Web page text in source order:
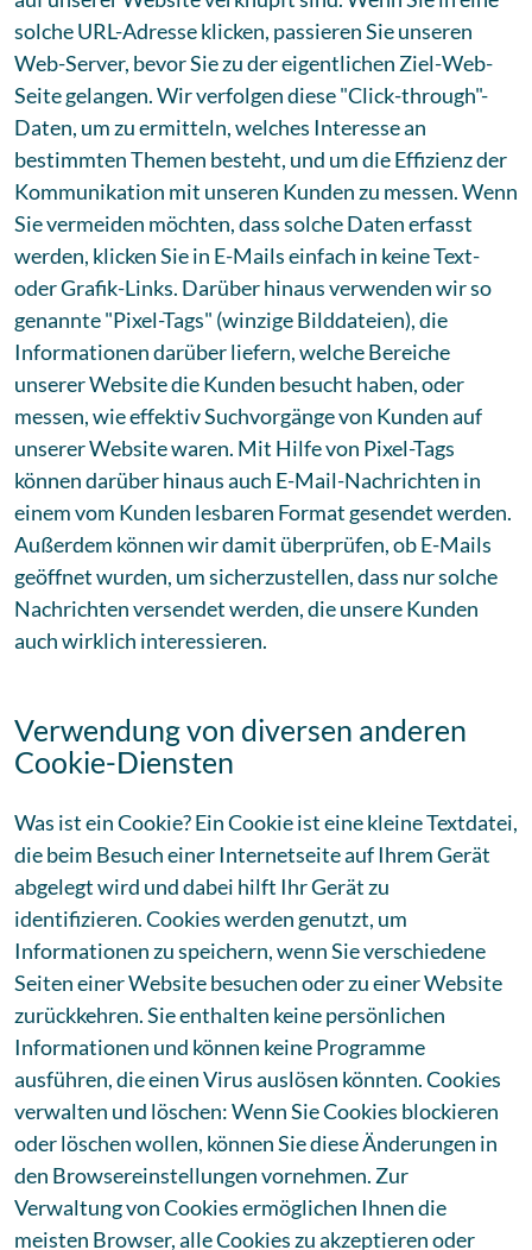
solche URL-Adresse klicken, passieren Sie unseren
Web-Server, bevor Sie zu der eigentlichen Ziel-Web-
Seite gelangen. Wir verfolgen diese "Click-through"-
Daten, um zu ermitteln, welches Interesse an
bestimmten Themen besteht, und um die Effizienz der
Kommunikation mit unseren Kunden zu messen. Wenn
Sie vermeiden möchten, dass solche Daten erfasst
werden, klicken Sie in E-Mails einfach in keine Text-
oder Grafik-Links. Darüber hinaus verwenden wir so
genannte "Pixel-Tags" (winzige Bilddateien), die
Informationen darüber liefern, welche Bereiche
unserer Website die Kunden besucht haben, oder
messen, wie effektiv Suchvorgänge von Kunden auf
unserer Website waren. Mit Hilfe von Pixel-Tags
können darüber hinaus auch E-Mail-Nachrichten in
einem vom Kunden lesbaren Format gesendet werden.
Außerdem können wir damit überprüfen, ob E-Mails
geöffnet wurden, um sicherzustellen, dass nur solche
Nachrichten versendet werden, die unsere Kunden
auch wirklich interessieren.
Verwendung von diversen anderen
Cookie-Diensten
Was ist ein Cookie? Ein Cookie ist eine kleine Textdatei,
die beim Besuch einer Internetseite auf Ihrem Gerät
abgelegt wird und dabei hilft Ihr Gerät zu
identifizieren. Cookies werden genutzt, um
Informationen zu speichern, wenn Sie verschiedene
Seiten einer Website besuchen oder zu einer Website
zurückkehren. Sie enthalten keine persönlichen
Informationen und können keine Programme
ausführen, die einen Virus auslösen könnten. Cookies
verwalten und löschen: Wenn Sie Cookies blockieren
oder löschen wollen, können Sie diese Änderungen in
den Browsereinstellungen vornehmen. Zur
Verwaltung von Cookies ermöglichen Ihnen die
meisten Browser, alle Cookies zu akzeptieren oder